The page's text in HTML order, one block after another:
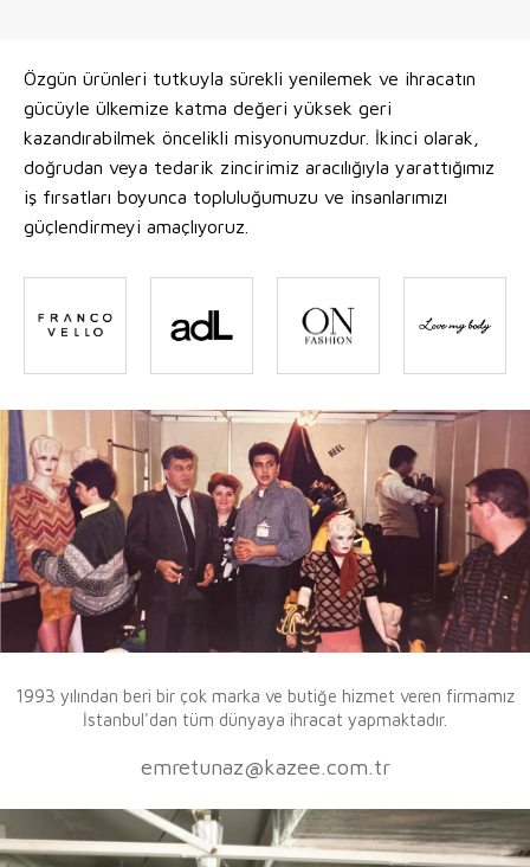
Özgün ürünleri tutkuyla sürekli yenilemek ve ihracatın
gücüyle ülkemize katma değeri yüksek geri
kazandırabilmek öncelikli misyonumuzdur. İkinci olarak,
doğrudan veya tedarik zincirimiz aracılığıyla yarattığımız
iş fırsatları boyunca topluluğumuzu ve insanlarımızı
güçlendirmeyi amaçlıyoruz.
1993 yılından beri bir çok marka ve butiğe hizmet veren firmamız
İstanbul'dan tüm dünyaya ihracat yapmaktadır.
emretunaz@kazee.com.tr